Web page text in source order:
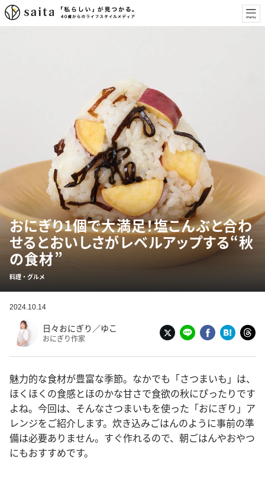
おにぎり1個で大満足！塩こんぶと合わ
せるとおいしさがレベルアップする“秋
の食材”
料理・グルメ
2024.10.14
日々おにぎり／ゆこ
おにぎり作家
魅力的な食材が豊富な季節。なかでも「さつまいも」は、
ほくほくの食感とほのかな甘さで食欲の秋にぴったりです
よね。今回は、そんなさつまいもを使った「おにぎり」ア
レンジをご紹介します。炊き込みごはんのように事前の準
備は必要ありません。すぐ作れるので、朝ごはんやおやつ
にもおすすめです。